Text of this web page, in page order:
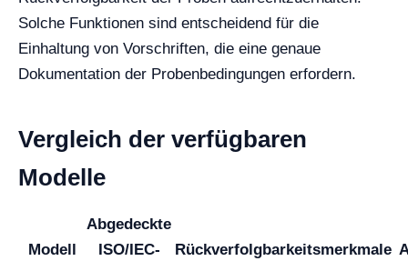
Solche Funktionen sind entscheidend für die
Einhaltung von Vorschriften, die eine genaue
Dokumentation der Probenbedingungen erfordern.
Vergleich der verfügbaren
Modelle
Modell
Abgedeckte
ISO/IEC-
Rückverfolgbarkeitsmerkmale